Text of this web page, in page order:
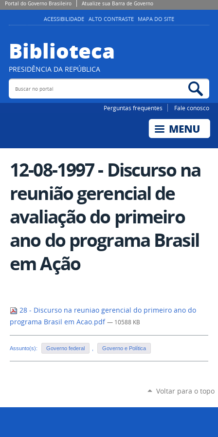
Portal do Governo Brasileiro Atualize sua Barra de Governo
ACESSIBILIDADE ALTO CONTRASTE MAPA DO SITE
Biblioteca
PRESIDÊNCIA DA REPÚBLICA
Buscar no portal
Perguntas frequentes Fale conosco
12-08-1997 - Discurso na
reunião gerencial de
avaliação do primeiro
ano do programa Brasil
em Ação
28 - Discurso na reuniao gerencial do primeiro ano do
programa Brasil em Acao.pdf — 10588 KB
Assunto(s): Governo federal Governo e Política
Voltar para o topo